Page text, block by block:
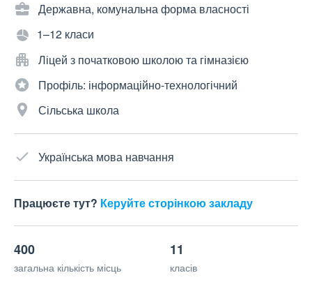
Державна, комунальна форма власності
1–12 класи
Ліцей з початковою школою та гімназією
Профіль: інформаційно-технологічний
Сільська школа
Українська мова навчання
Працюєте тут? Керуйте сторінкою закладу
400
загальна кількість місць
11
класів